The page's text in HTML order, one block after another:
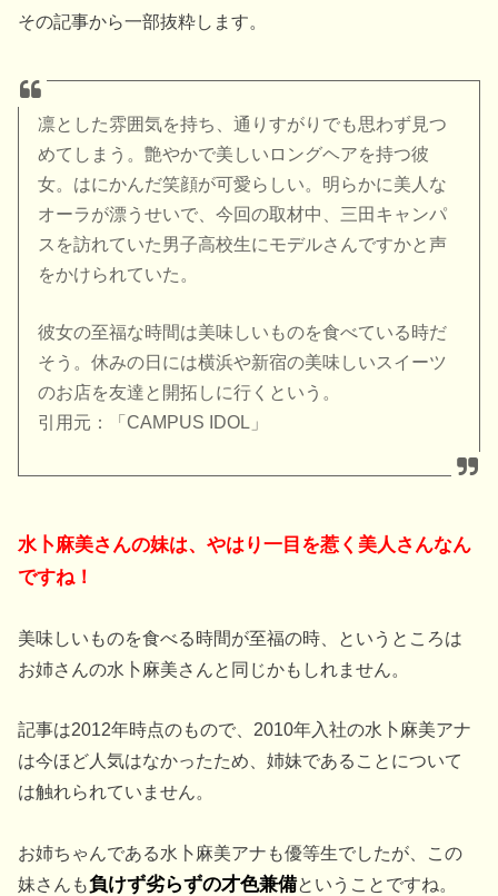
その記事から一部抜粋します。
凛とした雰囲気を持ち、通りすがりでも思わず見つ
めてしまう。艶やかで美しいロングヘアを持つ彼
女。はにかんだ笑顔が可愛らしい。明らかに美人な
オーラが漂うせいで、今回の取材中、三田キャンパ
スを訪れていた男子高校生にモデルさんですかと声
をかけられていた。
彼女の至福な時間は美味しいものを食べている時だ
そう。休みの日には横浜や新宿の美味しいスイーツ
のお店を友達と開拓しに行くという。
引用元：「CAMPUS IDOL」
水卜麻美さんの妹は、やはり一目を惹く美人さんなん
ですね！
美味しいものを食べる時間が至福の時、というところは
お姉さんの水卜麻美さんと同じかもしれません。
記事は2012年時点のもので、2010年入社の水卜麻美アナ
は今ほど人気はなかったため、姉妹であることについて
は触れられていません。
お姉ちゃんである水卜麻美アナも優等生でしたが、この
妹さんも負けず劣らずの才色兼備ということですね。